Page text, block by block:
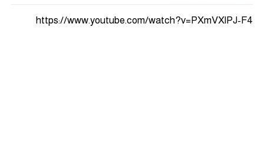
https://www.youtube.com/watch?v=PXmVXlPJ-F4